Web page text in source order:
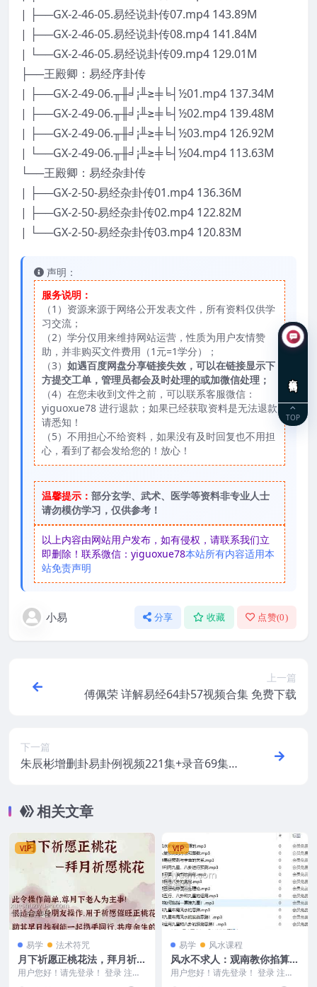
| ├──GX-2-46-05.易经说卦传07.mp4 143.89M
| ├──GX-2-46-05.易经说卦传08.mp4 141.84M
| └──GX-2-46-05.易经说卦传09.mp4 129.01M
├──王殿卿：易经序卦传
| ├──GX-2-49-06.╥╫╛¡╨≥╪╘┤½01.mp4 137.34M
| ├──GX-2-49-06.╥╫╛¡╨≥╪╘┤½02.mp4 139.48M
| ├──GX-2-49-06.╥╫╛¡╨≥╪╘┤½03.mp4 126.92M
| └──GX-2-49-06.╥╫╛¡╨≥╪╘┤½04.mp4 113.63M
└──王殿卿：易经杂卦传
| ├──GX-2-50-易经杂卦传01.mp4 136.36M
| ├──GX-2-50-易经杂卦传02.mp4 122.82M
| └──GX-2-50-易经杂卦传03.mp4 120.83M
声明：
服务说明：
（1）资源来源于网络公开发表文件，所有资料仅供学
习交流；
（2）学分仅用来维持网站运营，性质为用户友情赞
助，并非购买文件费用（1元=1学分）；
（3） 如遇百度网盘分享链接失效，可以在链接显示下
方提交工单，管理员都会及时处理的或加微信处理；
（4）在您未收到文件之前，可以联系客服微信：
yiguoxue78 进行退款；如果已经获取资料是无法退款
请悉知！
（5）不用担心不给资料，如果没有及时回复也不用担
心，看到了都会发给您的！放心！
温馨提示： 部分玄学、武术、医学等资料非专业人士
请勿模仿学习，仅供参考！
以上内容由网站用户发布，如有侵权，请联系我们立
即删除！联系微信：yiguoxue78本站所有内容适用本
站免责声明
小易 分享 收藏 点赞(0)
上一篇
傅佩荣 详解易经64卦57视频合集 免费下载
下一篇
朱辰彬增删卦易卦例视频221集+录音69集
相关文章
VIP
易学 法术符咒
月下祈愿正桃花法，拜月祈愿
桃花道法
用户您好！请先登录！ 登录 注册
月下祈愿正桃花法，拜月祈愿桃花
VIP
易学 风水课程
风水不求人：观南教你掐算风
水10集【完结】全集
用户您好！请先登录！ 登录 注册
【完结】风水不求人：观南教你掐
TOP